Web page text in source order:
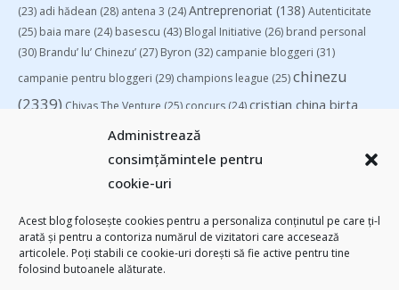
Administrează
consimțămintele pentru
cookie-uri
Acest blog folosește cookies pentru a personaliza conținutul pe care ți-l
arată și pentru a contoriza numărul de vizitatori care accesează
articolele. Poți stabili ce cookie-uri dorești să fie active pentru tine
folosind butoanele alăturate.
(23) adi hădean (28) antena 3 (24)Antreprenoriat (138) Autenticitate
(25) baia mare (24) basescu (43) Blogal Initiative (26) brand personal
(30) Brandu’ lu’ Chinezu’ (27) Byron (32) campanie bloggeri (31)
campanie pentru bloggeri (29) champions league (25)chinezu
(2339)Chivas The Venture (25)concurs(24)cristian china birta
Despre cartile pe care le-am citit
federatia romana de rugby(22) filosofice (132)
leapsa
(41)romania(45)rugby(29)Samsung (48)sportlocal.ro(39) Studii
(112) TIFF(30) top 10(36)Trompeta lui Eustachio(28) utile(139)
vodafone (51)